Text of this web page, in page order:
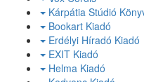
Kárpátia Stúdió
Bookart Kiadó
Erdélyi Híradó Kiadó
EXIT Kiadó
Helma Kiadó